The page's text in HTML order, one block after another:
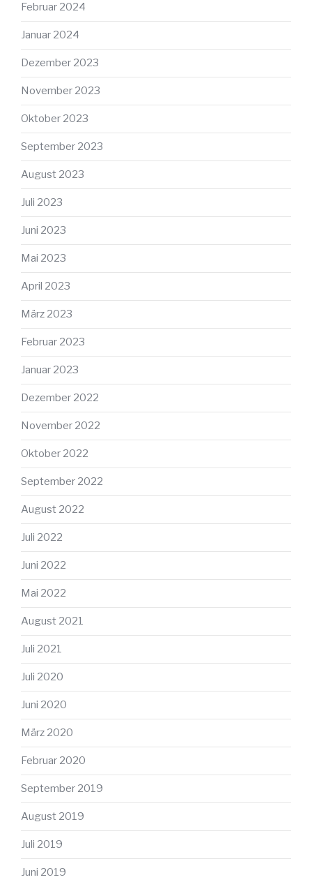
Februar 2024
Januar 2024
Dezember 2023
November 2023
Oktober 2023
September 2023
August 2023
Juli 2023
Juni 2023
Mai 2023
April 2023
März 2023
Februar 2023
Januar 2023
Dezember 2022
November 2022
Oktober 2022
September 2022
August 2022
Juli 2022
Juni 2022
Mai 2022
August 2021
Juli 2021
Juli 2020
Juni 2020
März 2020
Februar 2020
September 2019
August 2019
Juli 2019
Juni 2019